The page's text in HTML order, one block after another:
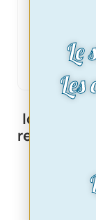
loquet de
Voir le
Le